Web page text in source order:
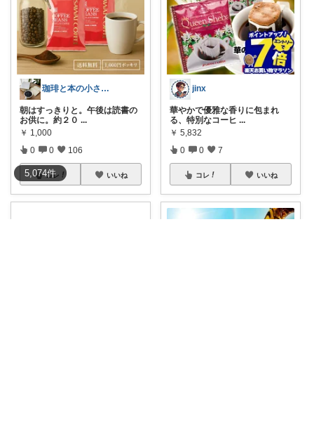
5,074件
珈琲と本の小さな喫茶店☕️📕
朝はすっきりと。午後は読書の
お供に。約２０ ...
￥ 1,000
0 0 106
コレ いいね
jinx
華やかで優雅な香りに包まれ
る、特別なコーヒ ...
￥ 5,832
0 0 7
コレ いいね